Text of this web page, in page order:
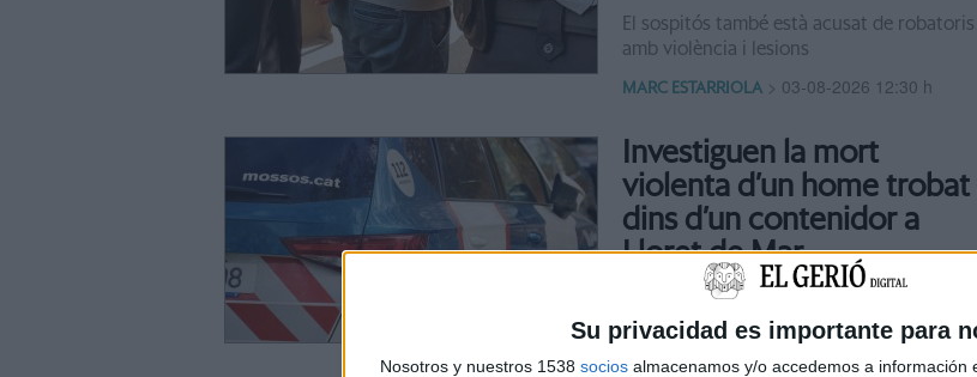
Su privacidad es importante para
Nosotros y nuestros 1538 socios almacenamos y/o accedemos a información
El sospitós també està acusat de robatoris
amb violència i lesions
MARC ESTARRIOLA > 03-08-2026 12:30 h
Investiguen la mort
violenta d’un home trobat
dins d’un contenidor a
Lloret de Mar
La Divisió d’Investigació Criminal dels
Mossos d’Esquadra s’ha fet càrrec del cas
MARC ESTARRIOLA 31-07-2026 21:30 h